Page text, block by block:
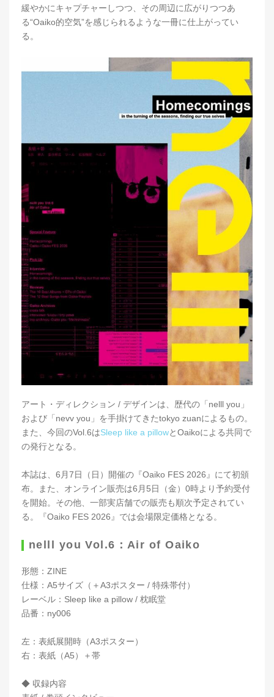
緩やかにキャプチャーしつつ、その周辺に広がりつつあ
る“Oaiko的空気”を感じられるような一冊に仕上がってい
る。
アート・ディレクション / デザインは、歴代の「nelll you」
および「nevv you」を手掛けてきたtokyo zuanによるもの。
また、今回のVol.6はSleep like a pillowとOaikoによる共同で
の発行となる。
本誌は、6月7日（日）開催の『Oaiko FES 2026』にて初頒
布。また、オンライン販売は6月5日（金）0時より予約受付
を開始。その他、一部実店舗での販売も順次予定されてい
る。『Oaiko FES 2026』では会場限定価格となる。
nelll you Vol.6：Air of Oaiko
形態：ZINE
仕様：A5サイズ（＋A3ポスター / 特殊帯付）
レーベル：Sleep like a pillow / 枕眠堂
品番：ny006
左：表紙展開時（A3ポスター）
右：表紙（A5）＋帯
◆ 収録内容